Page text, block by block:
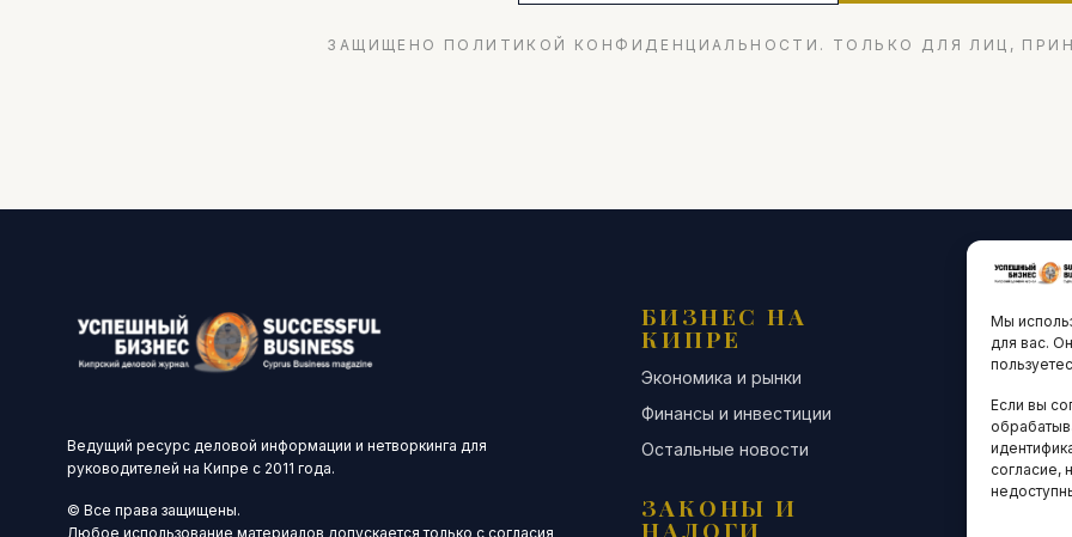
Мы
для вас.
Если вы
согласие,
ЗАЩИЩЕНО ПОЛИТИКОЙ КОНФИДЕНЦИАЛЬНОСТИ. ТОЛЬКО ДЛЯ ЛИЦ,
Ведущий ресурс деловой информации и нетворкинга для
руководителей на Кипре с 2011 года.
© Все права защищены.
Любое использование материалов допускается только с согласия
БИЗНЕС НА
КИПРЕ
Экономика и рынки
Финансы и инвестиции
Остальные новости
ЗАКОНЫ И
НАЛОГИ
Стартапы
Цифровая
Остальные